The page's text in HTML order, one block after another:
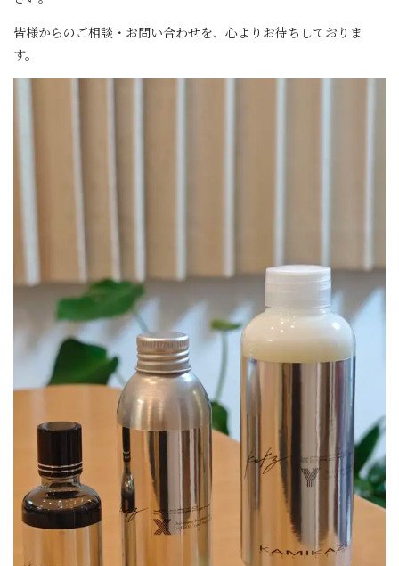
皆様からのご相談・お問い合わせを、心よりお待ちしておりま
す。